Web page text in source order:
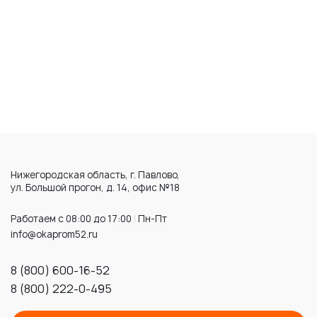
Нижегородская область, г. Павлово,
ул. Большой прогон, д. 14, офис №18
Работаем с 08:00 до 17:00 | Пн-Пт
info@okaprom52.ru
8 (800) 600-16-52
8 (800) 222-0-495